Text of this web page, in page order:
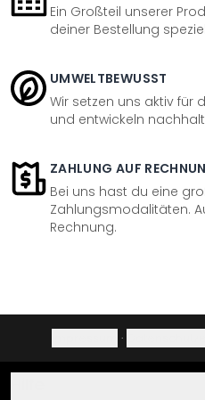
Ein Großteil unserer
deiner Bestellung
UMWELTBEWUSST
Wir setzen uns aktiv für
und entwickeln
ZAHLUNG AUF
Bei uns hast du eine
Zahlungsmodalitäten.
Rechnung.
·